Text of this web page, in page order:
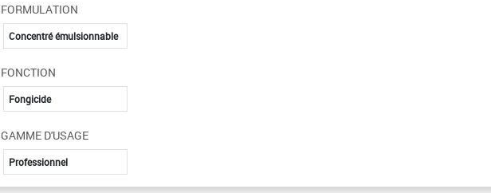
FORMULATION
Concentré émulsionnable
FONCTION
Fongicide
GAMME D'USAGE
Professionnel